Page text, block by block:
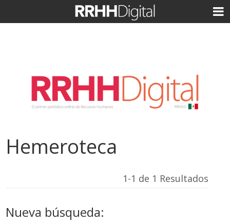
Hemeroteca
1-1 de 1 Resultados
Nueva búsqueda: